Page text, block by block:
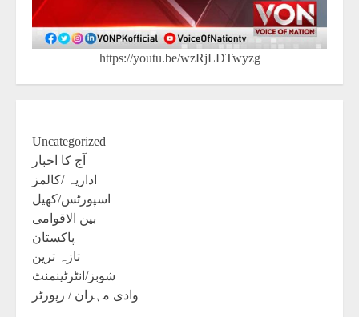
https://youtu.be/wzRjLDTwyzg
Uncategorized
آج کا اخبار
اداریہ /کالمز
اسپورٹس/کھیل
بین الاقوامی
پاکستان
تازہ ترین
شوبز/انٹرٹینمنٹ
وادی مہران / رپورٹر